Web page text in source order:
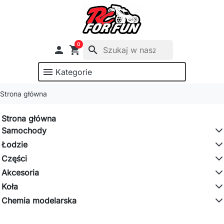
 shopping_cart
0
search
menu Kategorie
Strona główna
Strona główna
Samochody
Łodzie
Części
Akcesoria
Koła
Chemia modelarska